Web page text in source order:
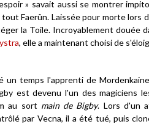
» savait aussi se montrer
tout Faerûn. Laissée pour morte
la Toile. Incroyablement douée
, elle a maintenant choisi de
un temps l'apprenti de
est devenu l'un des magiciens
au sort main de Bigby. Lors d'un
par Vecna, il a été tué, puis